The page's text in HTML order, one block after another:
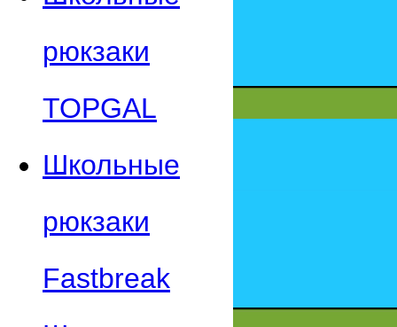
рюкзаки
TOPGAL
Школьные
рюкзаки
Fastbreak